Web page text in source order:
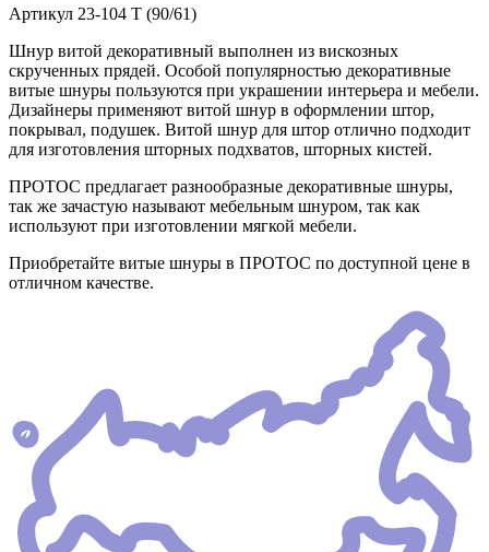
Артикул 23-104 T (90/61)
Шнур витой декоративный выполнен из вискозных
скрученных прядей. Особой популярностью декоративные
витые шнуры пользуются при украшении интерьера и мебели.
Дизайнеры применяют витой шнур в оформлении штор,
покрывал, подушек. Витой шнур для штор отлично подходит
для изготовления шторных подхватов, шторных кистей.
ПРОТОС предлагает разнообразные декоративные шнуры,
так же зачастую называют мебельным шнуром, так как
используют при изготовлении мягкой мебели.
Приобретайте витые шнуры в ПРОТОС по доступной цене в
отличном качестве.